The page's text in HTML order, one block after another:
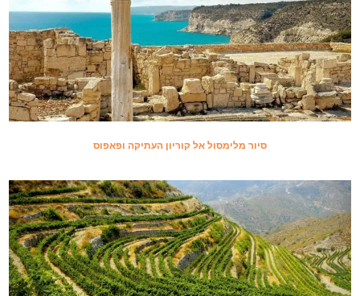
סיור מלימסול אל קוריון העתיקה ופאפוס